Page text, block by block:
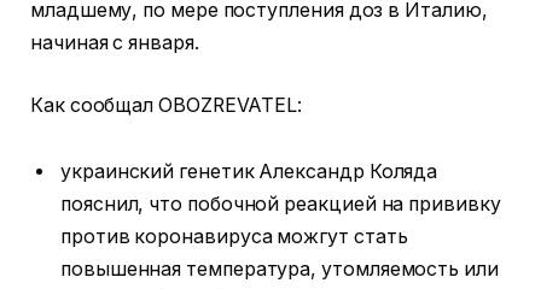
младшему, по мере поступления доз в Италию,
начиная с января.
Как сообщал OBOZREVATEL:
украинский генетик Александр Коляда
пояснил, что побочной реакцией на прививку
против коронавируса можгут стать
повышенная температура, утомляемость или